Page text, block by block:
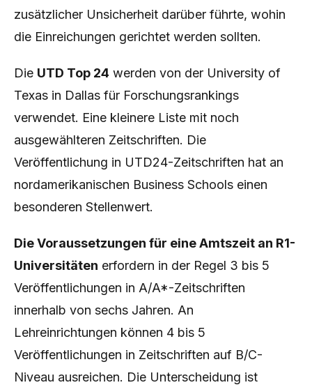
zusätzlicher Unsicherheit darüber führte, wohin
die Einreichungen gerichtet werden sollten.
Die UTD Top 24 werden von der University of
Texas in Dallas für Forschungsrankings
verwendet. Eine kleinere Liste mit noch
ausgewählteren Zeitschriften. Die
Veröffentlichung in UTD24-Zeitschriften hat an
nordamerikanischen Business Schools einen
besonderen Stellenwert.
Die Voraussetzungen für eine Amtszeit an R1-
Universitäten erfordern in der Regel 3 bis 5
Veröffentlichungen in A/A*-Zeitschriften
innerhalb von sechs Jahren. An
Lehreinrichtungen können 4 bis 5
Veröffentlichungen in Zeitschriften auf B/C-
Niveau ausreichen. Die Unterscheidung ist